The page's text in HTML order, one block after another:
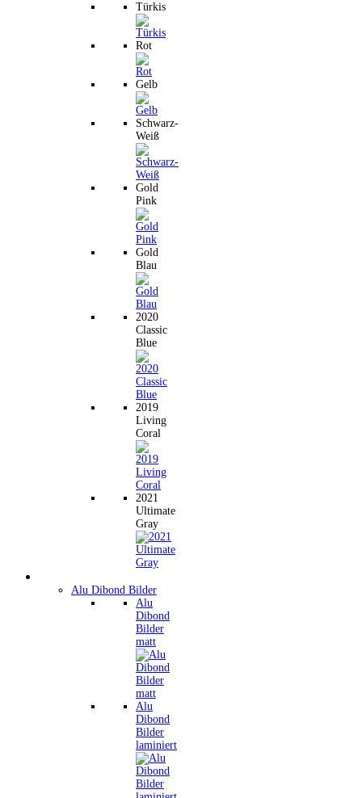
Türkis
Rot
Gelb
Schwarz-
Weiß
Gold
Pink
Gold
Blau
2020
Classic
Blue
2019
Living
Coral
2021
Ultimate
Gray
Alu Dibond Bilder
Alu
Dibond
Bilder
matt
Alu
Dibond
Bilder
laminiert